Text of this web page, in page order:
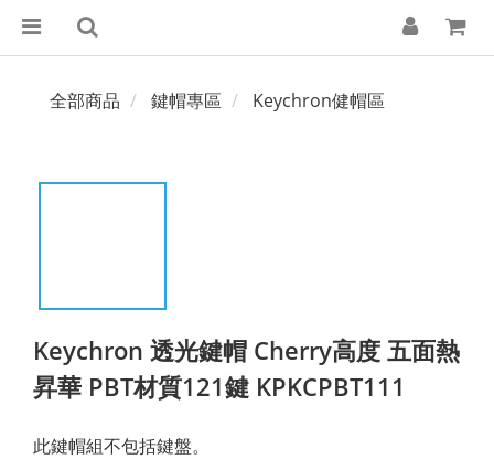
全部商品 鍵帽專區 Keychron健帽區
Keychron 透光鍵帽 Cherry高度 五面熱
昇華 PBT材質121鍵 KPKCPBT111
此鍵帽組不包括鍵盤。